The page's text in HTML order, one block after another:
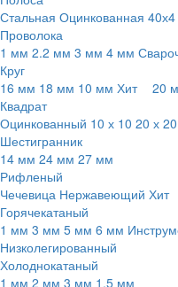
Стальная Оцинкованная
Проволока
1 мм 2.2 мм 3 мм 4 мм
Круг
16 мм 18 мм 10 мм Хит 20
Квадрат
Оцинкованный 10 х 10 20 х 20
Шестигранник
14 мм 24 мм 27 мм
Рифленый
Чечевица Нержавеющий Хит
Горячекатаный
1 мм 3 мм 5 мм 6 мм
Низколегированный
Холоднокатаный
1 мм 2 мм 3 мм 1,5 мм